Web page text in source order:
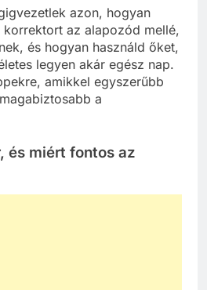
azon, hogyan
az alapozód mellé,
és hogyan használd őket,
legyen akár egész nap.
amikkel egyszerűbb
a
és miért fontos az